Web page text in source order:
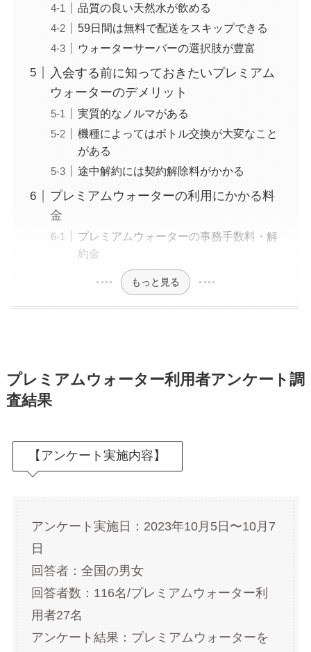
品質の良い天然水が飲める
59日間は無料で配送をスキップできる
ウォーターサーバーの選択肢が豊富
入会する前に知っておきたいプレミアム
ウォーターのデメリット
実質的なノルマがある
機種によってはボトル交換が大変なこと
がある
途中解約には契約解除料がかかる
プレミアムウォーターの利用にかかる料
金
プレミアムウォーターの事務手数料・解
約金
もっと見る
プレミアムウォーター利用者アンケート調
査結果
【アンケート実施内容】
アンケート実施日：2023年10月5日〜10月7
日
回答者：全国の男女
回答者数：116名/プレミアムウォーター利
用者27名
アンケート結果：プレミアムウォーターを